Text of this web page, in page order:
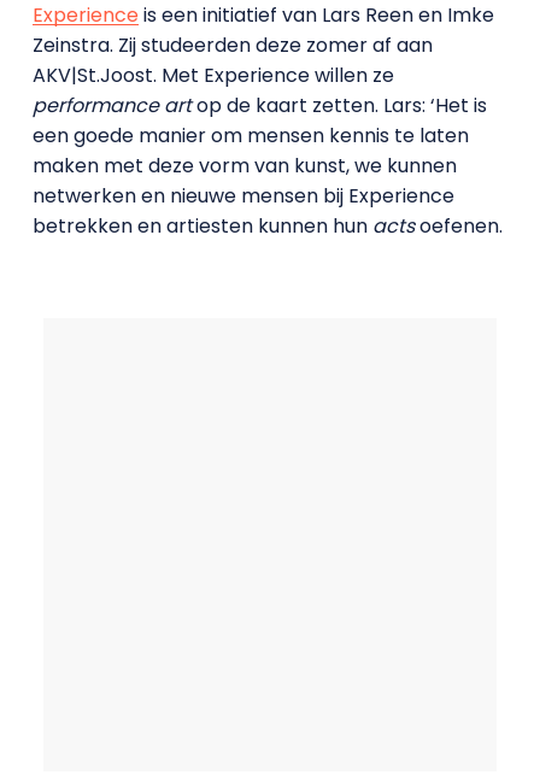
Experienceis een initiatief van Lars Reen en Imke
Zeinstra. Zij studeerden deze zomer af aan
AKV|St.Joost. Met Experience willen ze
performance artop de kaart zetten. Lars: ‘Het is
een goede manier om mensen kennis te laten
maken met deze vorm van kunst, we kunnen
netwerken en nieuwe mensen bij Experience
betrekken en artiesten kunnen hun actsoefenen.